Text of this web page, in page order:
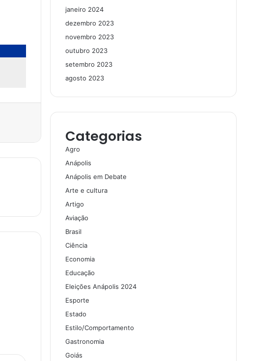
janeiro 2024
dezembro 2023
novembro 2023
outubro 2023
setembro 2023
agosto 2023
Categorias
Agro
Anápolis
Anápolis em Debate
Arte e cultura
Artigo
Aviação
Brasil
Ciência
Economia
Educação
Eleições Anápolis 2024
Esporte
Estado
Estilo/Comportamento
Gastronomia
Goiás